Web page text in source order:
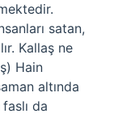
satan,
Kallaş ne
altında
da